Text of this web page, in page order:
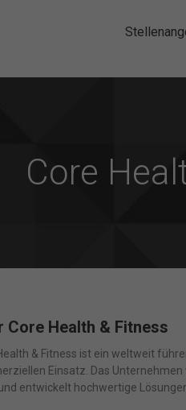
Core
Core Health & Fitness
& Fitness ist ein weltweit
Einsatz. Das
entwickelt hochwertige